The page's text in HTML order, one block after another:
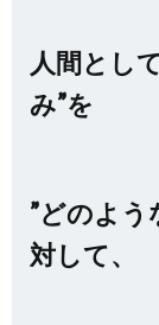
人間とし
み”を
”どのよう
対して、